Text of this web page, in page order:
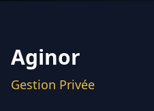
Aginor
Gestion Privée